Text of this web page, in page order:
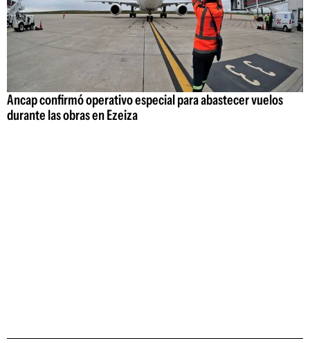
Ancap confirmó operativo especial para abastecer vuelos
durante las obras en Ezeiza